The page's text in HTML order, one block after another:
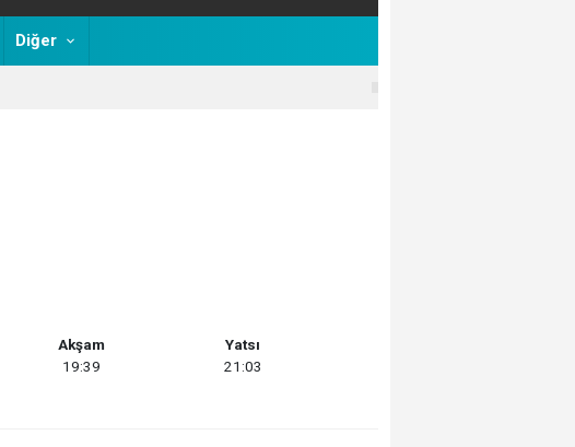
Diğer
Akşam
19:39
Yatsı
21:03